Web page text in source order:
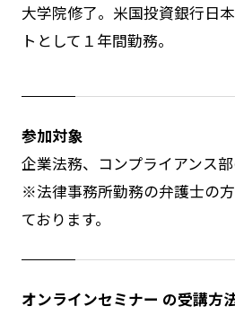
大学院修了。米国投資銀行日
トとして１年間勤務。
参加対象
企業法務、コンプライアンス
※法律事務所勤務の弁護士の
ております。
オンラインセミナー の受講方